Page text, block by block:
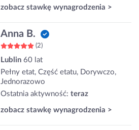
zobacz stawkę wynagrodzenia >
Anna B.
(2)
Lublin 60 lat
Pełny etat, Część etatu, Dorywczo,
Jednorazowo
Ostatnia aktywność: teraz
zobacz stawkę wynagrodzenia >